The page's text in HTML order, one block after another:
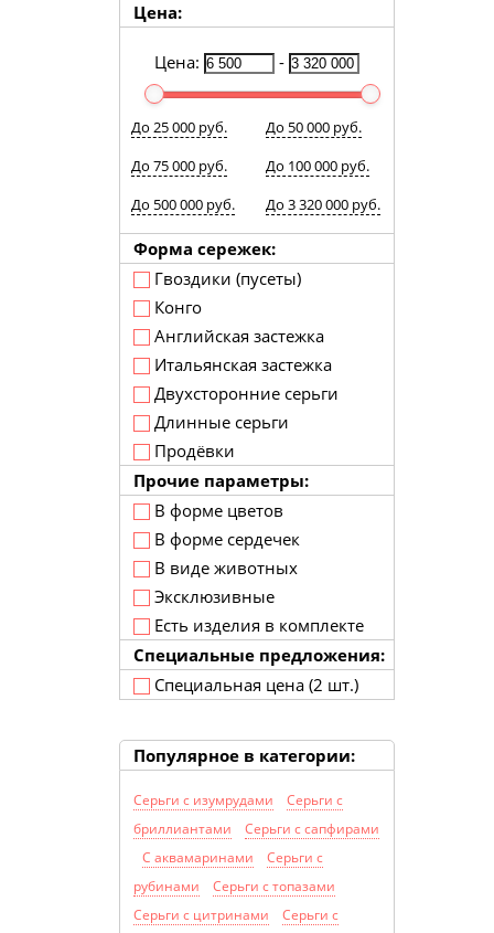
Цена:
Цена: -
До 25 000 руб.
До 50 000 руб.
До 75 000 руб.
До 100 000 руб.
До 500 000 руб.
До 3 320 000 руб.
Форма сережек:
Гвоздики (пусеты)
Конго
Английская застежка
Итальянская застежка
Двухсторонние серьги
Длинные серьги
Продёвки
Прочие параметры:
В форме цветов
В форме сердечек
В виде животных
Эксклюзивные
Есть изделия в комплекте
Специальные предложения:
Специальная цена (2 шт.)
Популярное в категории:
Серьги с изумрудами
Серьги с
бриллиантами
Серьги с сапфирами
С аквамаринами
Серьги с
рубинами
Серьги с топазами
Серьги с цитринами
Серьги с